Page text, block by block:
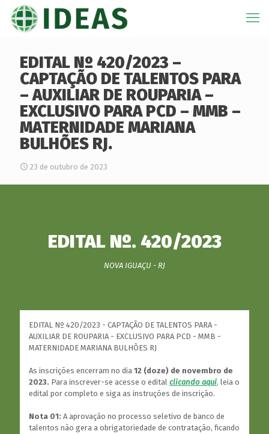
EDITAL Nº 420/2023 –
CAPTAÇÃO DE TALENTOS PARA
– AUXILIAR DE ROUPARIA –
EXCLUSIVO PARA PCD – MMB –
MATERNIDADE MARIANA
BULHÕES RJ.
23 de outubro de 2023
EDITAL Nº. 420/2023
NOVA IGUAÇU - RJ
EDITAL Nº 420/2023 - CAPTAÇÃO DE TALENTOS PARA -
AUXILIAR DE ROUPARIA - EXCLUSIVO PARA PCD - MMB -
MATERNIDADE MARIANA BULHÕES RJ
As inscrições encerram no dia 12 (doze) de novembro de
2023. Para inscrever-se acesse o edital clicando aqui, leia o
edital por completo e siga as instruções de inscrição.
Nota 01: A aprovação no processo seletivo de banco de
talentos não gera a obrigatoriedade de contratação, ficando